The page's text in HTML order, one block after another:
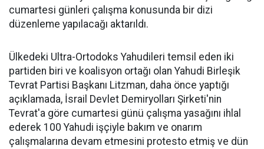
cumartesi günleri çalışma konusunda bir dizi
düzenleme yapılacağı aktarıldı.
Ülkedeki Ultra-Ortodoks Yahudileri temsil eden iki
partiden biri ve koalisyon ortağı olan Yahudi Birleşik
Tevrat Partisi Başkanı Litzman, daha önce yaptığı
açıklamada, İsrail Devlet Demiryolları Şirketi'nin
Tevrat'a göre cumartesi günü çalışma yasağını ihlal
ederek 100 Yahudi işçiyle bakım ve onarım
çalışmalarına devam etmesini protesto etmiş ve dün